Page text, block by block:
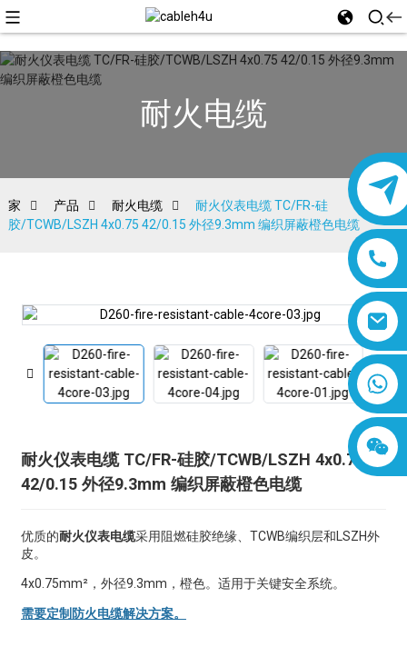
8618019377761
耐火电缆
家 产品 耐火电缆
耐火仪表电缆 TC/FR-硅
胶/TCWB/LSZH 4x0.75 42/0.15 外径9.3mm 编织屏蔽橙色电​​缆
耐火仪表电缆 TC/FR-硅胶/TCWB/LSZH 4x0.75
42/0.15 外径9.3mm 编织屏蔽橙色电​​缆
优质的耐火仪表电缆采用阻燃硅胶绝缘、TCWB编织层和LSZH外
皮。
4x0.75mm²，外径9.3mm，橙色。适用于关键安全系统。
需要定制防火电缆解决方案。